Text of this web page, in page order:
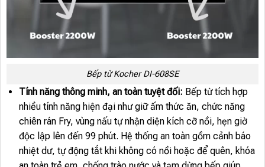
Bếp từ Kocher DI-608SE
Tính năng thông minh, an toàn tuyệt đối: Bếp từ tích hợp
nhiều tính năng hiện đại như giữ ấm thức ăn, chức năng
chiên rán Fry, vùng nấu tự nhận diện kích cỡ nồi, hẹn giờ
độc lập lên đến 99 phút. Hệ thống an toàn gồm cảnh báo
nhiệt dư, tự động tắt khi không có nồi hoặc để quên, khóa